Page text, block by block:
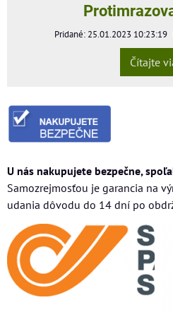
Pridané: 25.01.2023 10:23:19
Čítajte
U nás nakupujete bezpečne,
Samozrejmosťou je garancia na
udania dôvodu do 14 dní po